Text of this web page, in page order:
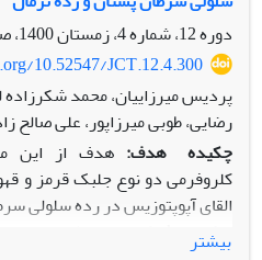
دوره 12، شماره 4، زمستان 1400، صفحه
10.52547/JCT.12.4.300
پردیس میرزاییان، محمد شکرزاده
رضایی، طوبی میرزاپور، علی صالح
چکیده
هدف: هدف از این
کلروفرمی دو نوع جلبک قرمز و
القای آپوپتوزیس در رده سلولی
مواد و روش‏ها:
بیشتر